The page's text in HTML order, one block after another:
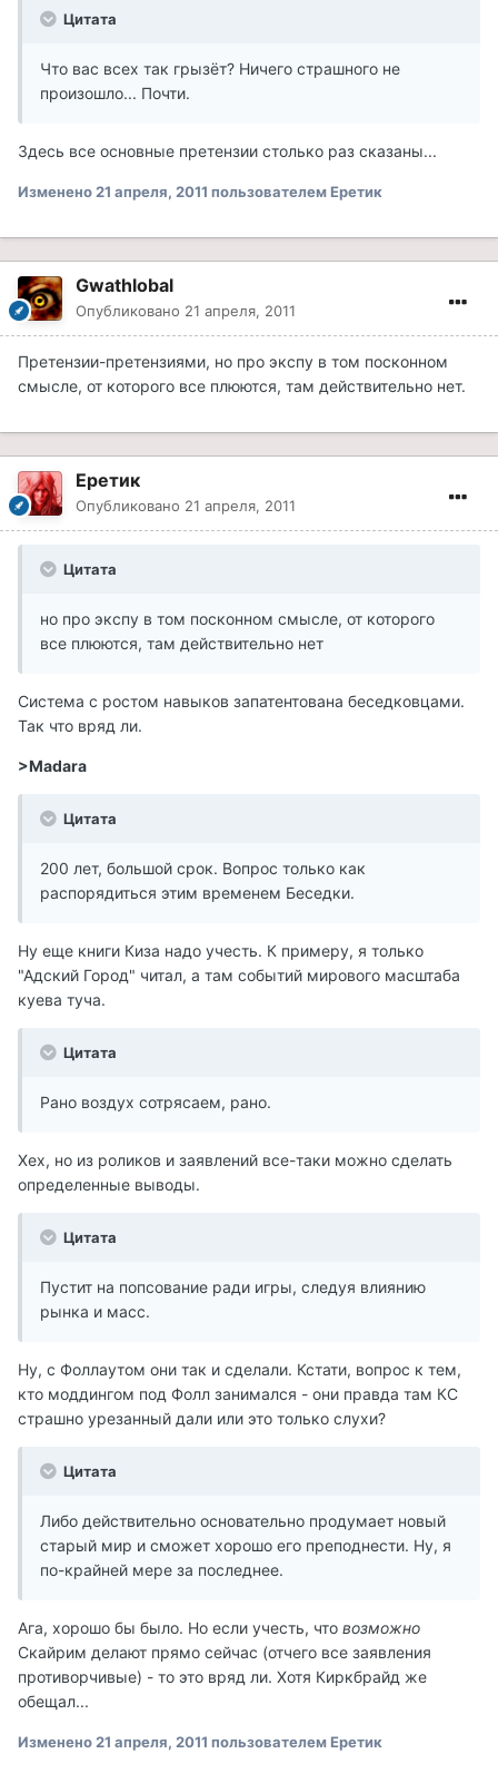
Цитата
Что вас всех так грызёт? Ничего страшного не
произошло... Почти.
Здесь все основные претензии столько раз сказаны...
Изменено21 апреля, 2011 пользователем Еретик
Gwathlobal
Опубликовано 21 апреля, 2011
Претензии-претензиями, но про экспу в том посконном
смысле, от которого все плюются, там действительно нет.
Еретик
Опубликовано 21 апреля, 2011
Цитата
но про экспу в том посконном смысле, от которого
все плюются, там действительно нет
Система с ростом навыков запатентована беседковцами.
Так что вряд ли.
>Madara
Цитата
200 лет, большой срок. Вопрос только как
распорядиться этим временем Беседки.
Ну еще книги Киза надо учесть. К примеру, я только
"Адский Город" читал, а там событий мирового масштаба
куева туча.
Цитата
Рано воздух сотрясаем, рано.
Хех, но из роликов и заявлений все-таки можно сделать
определенные выводы.
Цитата
Пустит на попсование ради игры, следуя влиянию
рынка и масс.
Ну, с Фоллаутом они так и сделали. Кстати, вопрос к тем,
кто моддингом под Фолл занимался - они правда там КС
страшно урезанный дали или это только слухи?
Цитата
Либо действительно основательно продумает новый
старый мир и сможет хорошо его преподнести. Ну, я
по-крайней мере за последнее.
Ага, хорошо бы было. Но если учесть, что возможно
Скайрим делают прямо сейчас (отчего все заявления
противорчивые) - то это вряд ли. Хотя Киркбрайд же
обещал...
Изменено21 апреля, 2011 пользователем Еретик